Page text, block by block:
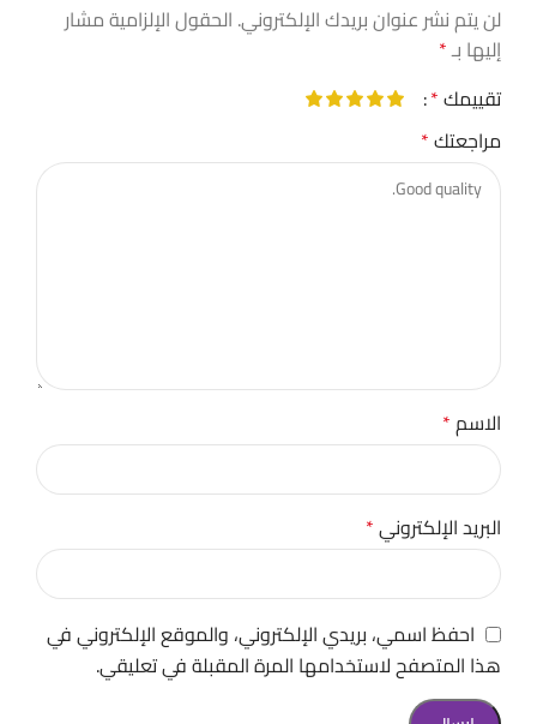
لن يتم نشر عنوان بريدك الإلكتروني. الحقول الإلزامية مشار
إليها بـ*
تقييمك*
مراجعتك*
الاسم*
البريد الإلكتروني*
احفظ اسمي، بريدي الإلكتروني، والموقع الإلكتروني في
هذا المتصفح لاستخدامها المرة المقبلة في تعليقي.